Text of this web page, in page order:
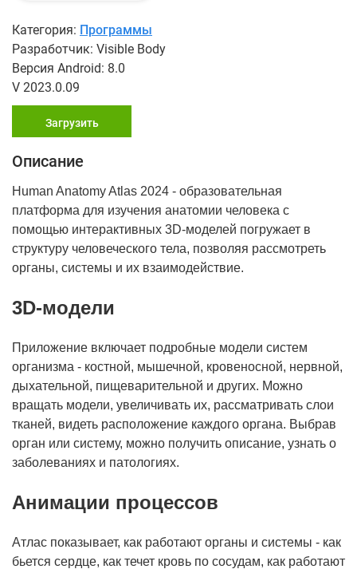
Категория: Программы
Разработчик: Visible Body
Версия Android: 8.0
V 2023.0.09
Загрузить
Описание
Human Anatomy Atlas 2024 - образовательная
платформа для изучения анатомии человека с
помощью интерактивных 3D-моделей погружает в
структуру человеческого тела, позволяя рассмотреть
органы, системы и их взаимодействие.
3D-модели
Приложение включает подробные модели систем
организма - костной, мышечной, кровеносной, нервной,
дыхательной, пищеварительной и других. Можно
вращать модели, увеличивать их, рассматривать слои
тканей, видеть расположение каждого органа. Выбрав
орган или систему, можно получить описание, узнать о
заболеваниях и патологиях.
Анимации процессов
Атлас показывает, как работают органы и системы - как
бьется сердце, как течет кровь по сосудам, как работают